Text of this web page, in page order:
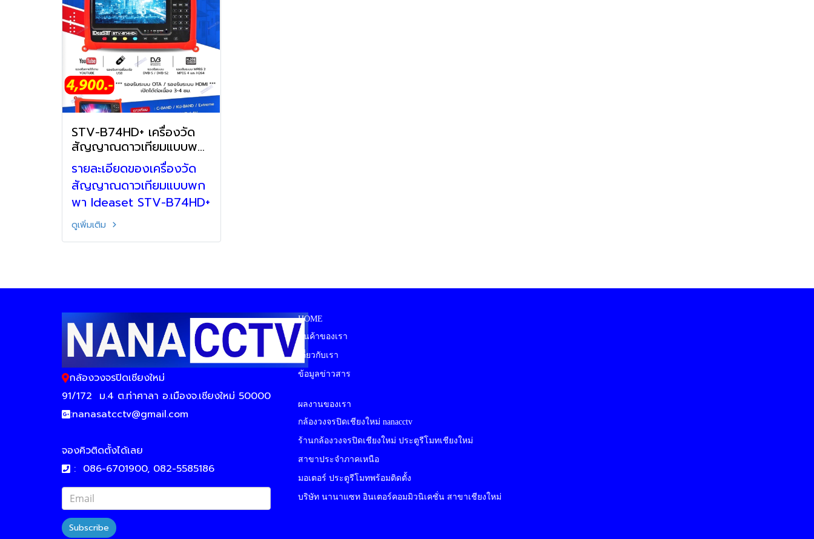
STV-B74HD+ เครื่องวัด
สัญญาณดาวเทียมแบบพก
รายละเอียดของเครื่องวัด
สัญญาณดาวเทียมแบบพก
พา Ideaset STV-B74HD+
ดูเพิ่มเติม
กล้องวงจรปิดเชียงใหม่
91/172 ม.4 ต.ท่าศาลา อ.เมืองจ.เชียงใหม่ 50000
:nanasatcctv@gmail.com
จองคิวติดตั้งได้เลย
: 086-6701900, 082-5585186
Subscribe
HOME
สินค้าของเรา
เกี่ยวกับเรา
ข้อมูลข่าวสาร
ผลงานของเรา
กล้องวงจรปิดเชียงใหม่ nanacctv
ร้านกล้องวงจรปิดเชียงใหม่ ประตูรีโมทเชียงใหม่
สาขาประจำภาคเหนือ
มอเตอร์ ประตูรีโมทพร้อมติดตั้ง
บริษัท นานาแซท อินเตอร์คอมมิวนิเคชั่น สาขาเชียงใหม่